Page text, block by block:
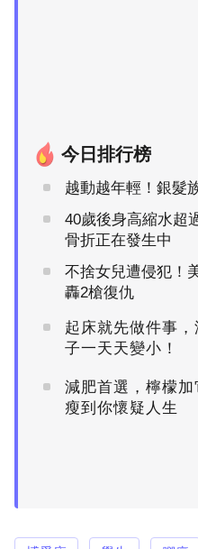
今日排行榜
越動越年輕！銀髮
40歲後身高縮水超
骨折正在發生中
不捨女兒遭侵犯！
轟2槍復仇
起床就先做件事
子一天天變小！
減肥首選，檸檬加
瘦到你懷疑人生